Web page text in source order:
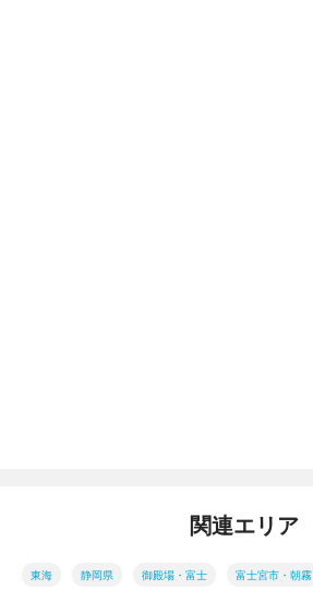
関連エリア
東海 静岡県 御殿場・富士 富士宮市・朝霧